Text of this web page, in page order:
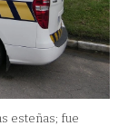
esteñas; fue